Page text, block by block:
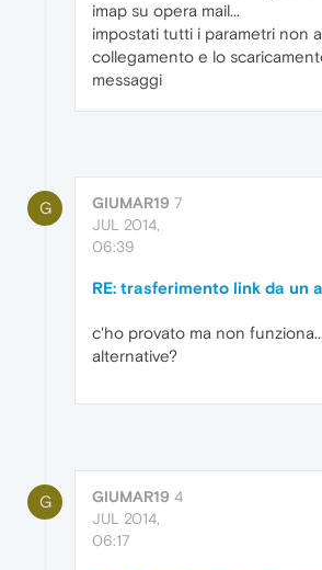
imap su opera mail...
impostati tutti i parametri non
collegamento e lo
messaggi
G GIUMAR19 7
JUL 2014,
06:39
RE: trasferimento link da un
c'ho provato ma non
alternative?
G GIUMAR19 4
JUL 2014,
06:17